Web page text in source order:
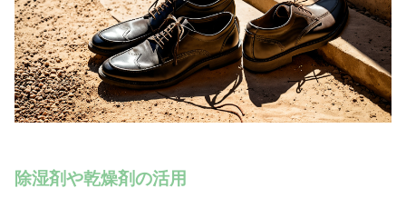
除湿剤や乾燥剤の活用